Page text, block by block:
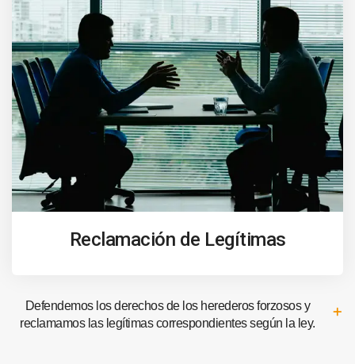
Reclamación de Legítimas
Defendemos los derechos de los herederos forzosos y
reclamamos las legítimas correspondientes según la ley.